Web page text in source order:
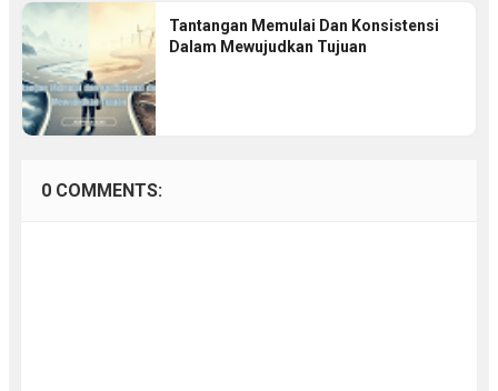
Tantangan Memulai Dan Konsistensi
Dalam Mewujudkan Tujuan
0 COMMENTS: